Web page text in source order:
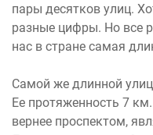
пары десятков улиц.
разные цифры. Но все
нас в стране самая
Самой же длинной
Ее протяженность 7
вернее проспектом,